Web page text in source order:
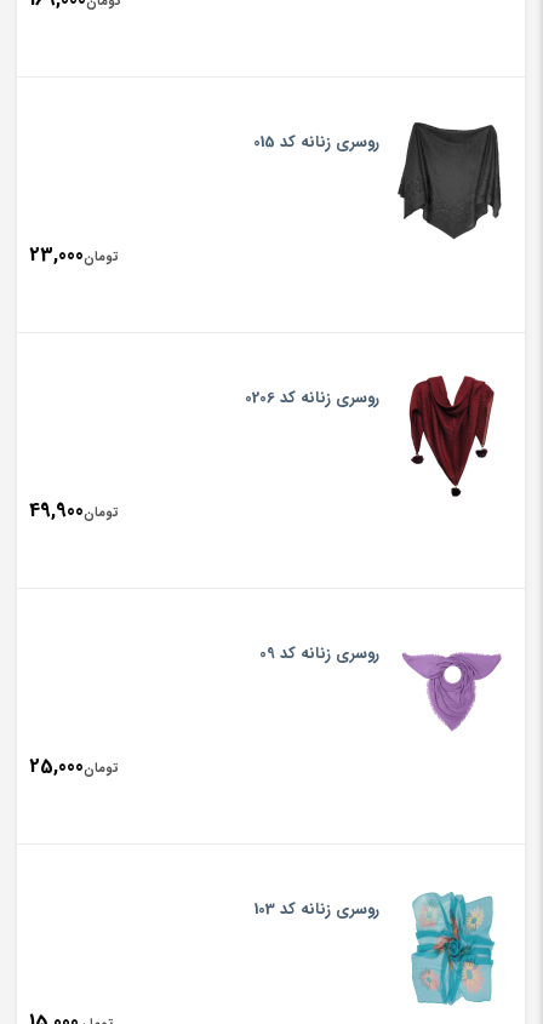
روسری زنانه کد 015
تومان23,000
روسری زنانه کد 0206
تومان49,900
روسری زنانه کد 09
تومان25,000
روسری زنانه کد 103